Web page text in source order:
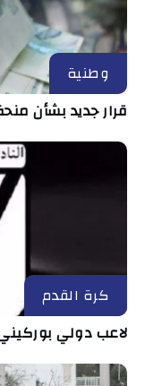
وطنية
قرار جديد بشأن
كرة القدم
لاعب دولي